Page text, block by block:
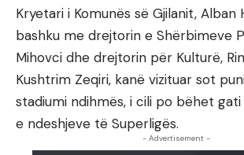
Kryetari i Komunës së Gjilanit, Alban
bashku me drejtorin e Shërbimeve
Mihovci dhe drejtorin për Kulturë,
Kushtrim Zeqiri, kanë vizituar sot
stadiumi ndihmës, i cili po bëhet
e ndeshjeve të Superligës.
- Advertisement -